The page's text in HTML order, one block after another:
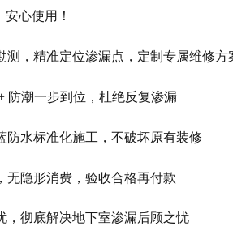
心使用！
测，精准定位渗漏点，定制专属维修方
防潮一步到位，杜绝反复渗漏
防水标准化施工，不破坏原有装修
无隐形消费，验收合格再付款
，彻底解决地下室渗漏后顾之忧